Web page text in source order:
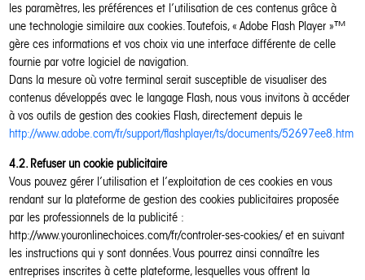
les paramètres, les préférences et l’utilisation de ces contenus grâce à
une technologie similaire aux cookies. Toutefois, « Adobe Flash Player »™
gère ces informations et vos choix via une interface différente de celle
fournie par votre logiciel de navigation.
Dans la mesure où votre terminal serait susceptible de visualiser des
contenus développés avec le langage Flash, nous vous invitons à accéder
à vos outils de gestion des cookies Flash, directement depuis le
http://www.adobe.com/fr/support/flashplayer/ts/documents/52697ee8.htm
4.2. Refuser un cookie publicitaire
Vous pouvez gérer l’utilisation et l’exploitation de ces cookies en vous
rendant sur la plateforme de gestion des cookies publicitaires proposée
par les professionnels de la publicité :
http://www.youronlinechoices.com/fr/controler-ses-cookies/ et en suivant
les instructions qui y sont données. Vous pourrez ainsi connaître les
entreprises inscrites à cette plateforme, lesquelles vous offrent la